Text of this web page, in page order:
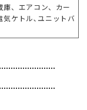
、エアコン、カー
気ケトル､ユニットバ